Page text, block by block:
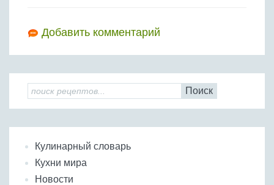
Добавить комментарий
Поиск
Кулинарный словарь
Кухни мира
Новости